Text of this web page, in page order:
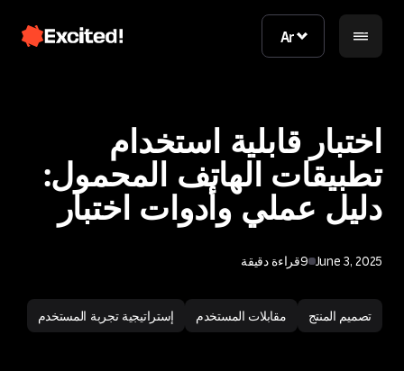
اتصل بنا
Ar
اختبار قابلية استخدام
تطبيقات الهاتف المحمول:
دليل عملي وأدوات اختبار
تصميم المنتج مقابلات المستخدم إستراتيجية تجربة المستخدم
June 3, 2025
9قراءة دقيقة